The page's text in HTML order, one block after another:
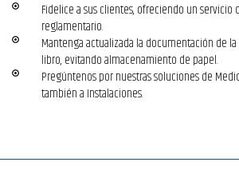
Fidelice a sus clientes, ofreciendo un servicio
reglamentario.
Mantenga actualizada la documentación de
libro, evitando almacenamiento de papel.
Pregúntenos por nuestras soluciones de
también a Instalaciones.